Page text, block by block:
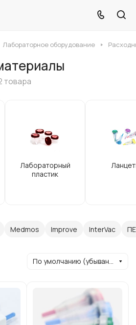
Лабораторное оборудование
товара
Лабораторный
пластик
Medmos Improve InterVac
По умолчанию (убывание)